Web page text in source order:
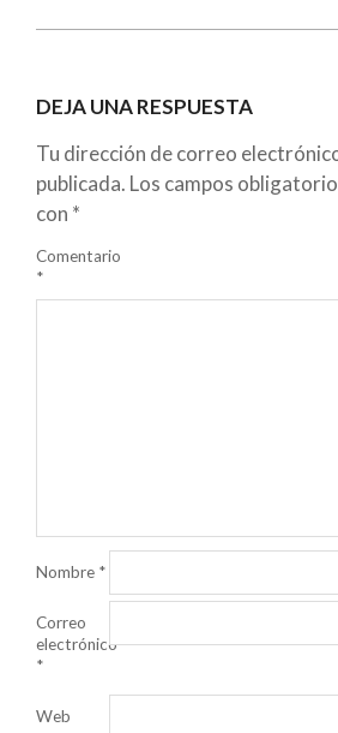
DEJA UNA RESPUESTA
Tu dirección de correo
publicada. Los campos
con *
Comentario
*
Nombre *
Correo
electrónico
*
Web